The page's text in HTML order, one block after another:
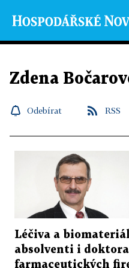
Zdena
Odebírat RSS
Léčiva a
absolventi i
farmaceutických